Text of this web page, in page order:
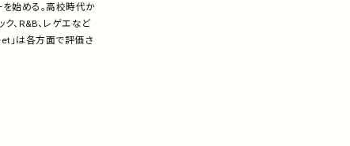
始める。高校時代か
、R&B、レゲエなど
」は各方面で評価さ